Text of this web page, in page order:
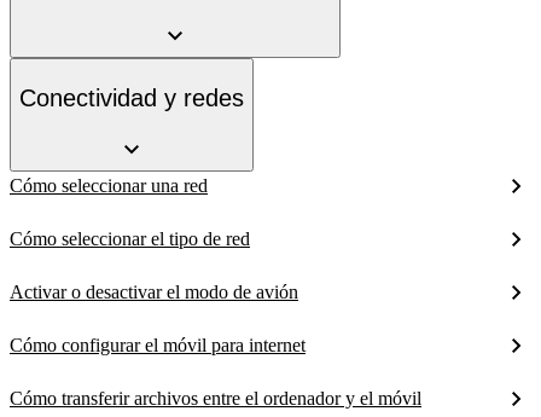
Conectividad y redes
Cómo seleccionar una red
Cómo seleccionar el tipo de red
Activar o desactivar el modo de avión
Cómo configurar el móvil para internet
Cómo transferir archivos entre el ordenador y el móvil